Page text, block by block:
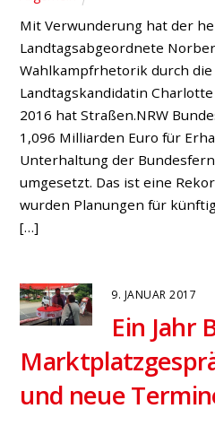
Bruckhausen ,Fraktion , Kreis
Wenn vom Verkehr am
die Rede ist, geht es häufig
schnelle Autofahrer und
Verkehrssituationen. Dies
entsprechenden Antrag nun
Verkehrsberuhigung des
Danziger Platz entlang der
den
dies aber […]
Impressum